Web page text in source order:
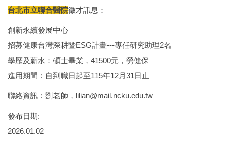
台北市立聯合醫院徵才訊息：
創新永續發展中心
招募健康台灣深耕暨ESG計畫---專任研究助理2名
學歷及薪水：碩士畢業，41500元，勞健保
進用期間：自到職日起至115年12月31日止
聯絡資訊：劉老師，lilian@mail.ncku.edu.tw
發布日期:
2026.01.02